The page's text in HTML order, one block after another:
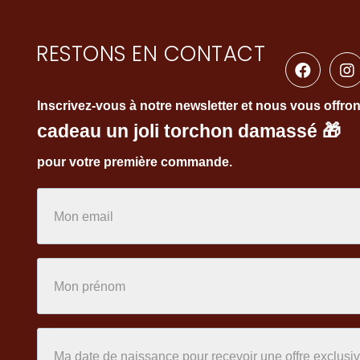
RESTONS EN CONTACT
Inscrivez-vous à notre newsletter et nous vous
cadeau un joli torchon damassé 🎁
pour votre première commande.